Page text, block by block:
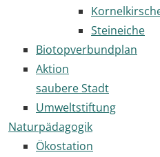
Steineiche
Biotopverbundplan
Aktion
saubere Stadt
Umweltstiftung
Naturpädagogik
Ökostation